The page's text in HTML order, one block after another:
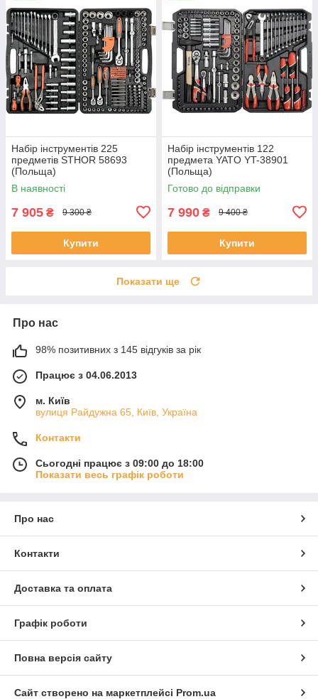
Набір інструментів 225
предметів STHOR 58693
(Польща)
В наявності
7 905 ₴ 9 300 ₴
Купити
Набір інструментів 122
предмета YATO YT-38901
(Польща)
Готово до відправки
7 990 ₴ 9 400 ₴
Купити
Показати ще
Про нас
98% позитивних з 145 відгуків за рік
Працює з 04.06.2013
м. Київ
вулиця Райдужна 65, Київ, Україна
Контакти
Сьогодні працює з 09:00 до 18:00
Показати весь графік роботи
Про нас
Контакти
Доставка та оплата
Графік роботи
Повна версія сайту
Сайт створено на маркетплейсі Prom.ua